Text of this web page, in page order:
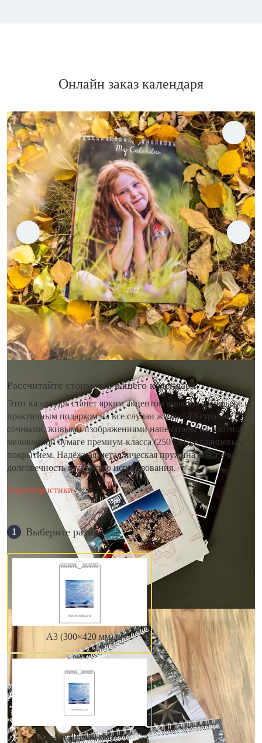
Онлайн заказ календаря
Рассчитайте стоимость вашего календаря
Этот календарь станет ярким акцентом в вашем интерьере и
практичным подарком на все случаи жизни! 13 страниц с
сочными, живыми изображениями напечатаны на плотной
мелованной бумаге премиум-класса (250 г/м²) с глянцевым
покрытием. Надёжная металлическая пружина обеспечивает
долговечность и удобство использования.
Характеристики
1 Выберите размер
А3 (300×420 мм)
А4 (210×300 мм)